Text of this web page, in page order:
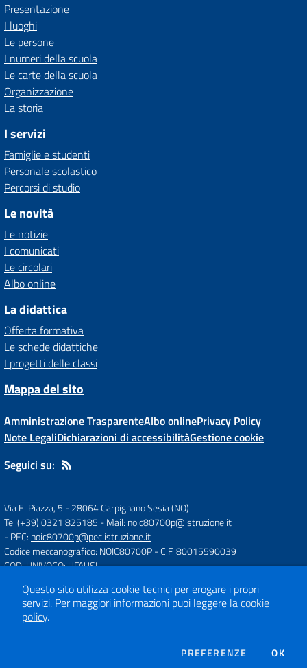
Presentazione
I luoghi
Le persone
I numeri della scuola
Le carte della scuola
Organizzazione
La storia
I servizi
Famiglie e studenti
Personale scolastico
Percorsi di studio
Le novità
Le notizie
I comunicati
Le circolari
Albo online
La didattica
Offerta formativa
Le schede didattiche
I progetti delle classi
Mappa del sito
Amministrazione TrasparenteAlbo onlinePrivacy Policy
Note LegaliDichiarazioni di accessibilitàGestione cookie
Seguici su:
Via E. Piazza, 5 -28064 Carpignano Sesia (NO)
Tel (+39) 0321 825185 - Mail: noic80700p@istruzione.it
- PEC: noic80700p@pec.istruzione.it
Codice meccanografico: NOIC80700P- C.F. 80015590039
COD. UNIVOCO: UFAUSI
Concept & Design by
Designers Italia
Questo sito utilizza cookie tecnici per erogare i propri
servizi. Per maggiori informazioni puoi leggere lacookie
policy.
PREFERENZE DEI COOKIE
OK